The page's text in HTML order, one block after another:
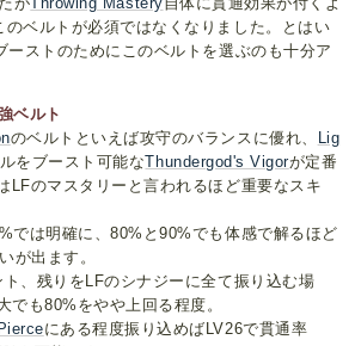
のベルトが必須ではなくなりました。とはい
ーストのためにこのベルトを選ぶのも十分ア
ベルト
のベルトといえば攻守のバランスに優れ、
Lig
をブースト可能なThundergod's Vigorが定番
LFのマスタリーと言われるほど重要なスキ
では明確に、80%と90%でも体感で解るほど
が出ます。
ト、残りをLFのシナジーに全て振り込む場
でも80%をやや上回る程度。
Pierceにある程度振り込めばLV26で貫通率